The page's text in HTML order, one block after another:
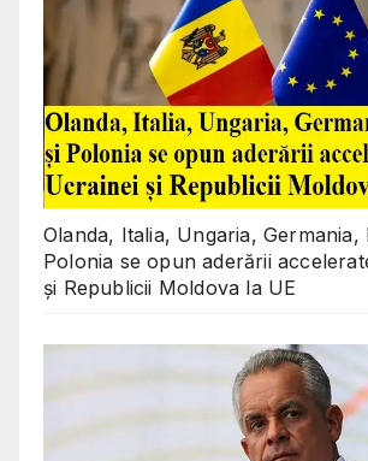
Olanda, Italia, Ungaria, Germania,
Polonia se opun aderării
și Republicii Moldova la UE